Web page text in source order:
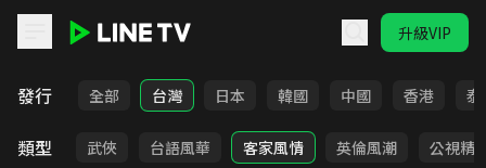
升級VIP
發行 全部 台灣 日本 韓國 中國 香港 泰
類型
時代 武俠 台語風華 客家風情 英倫風潮 公視精